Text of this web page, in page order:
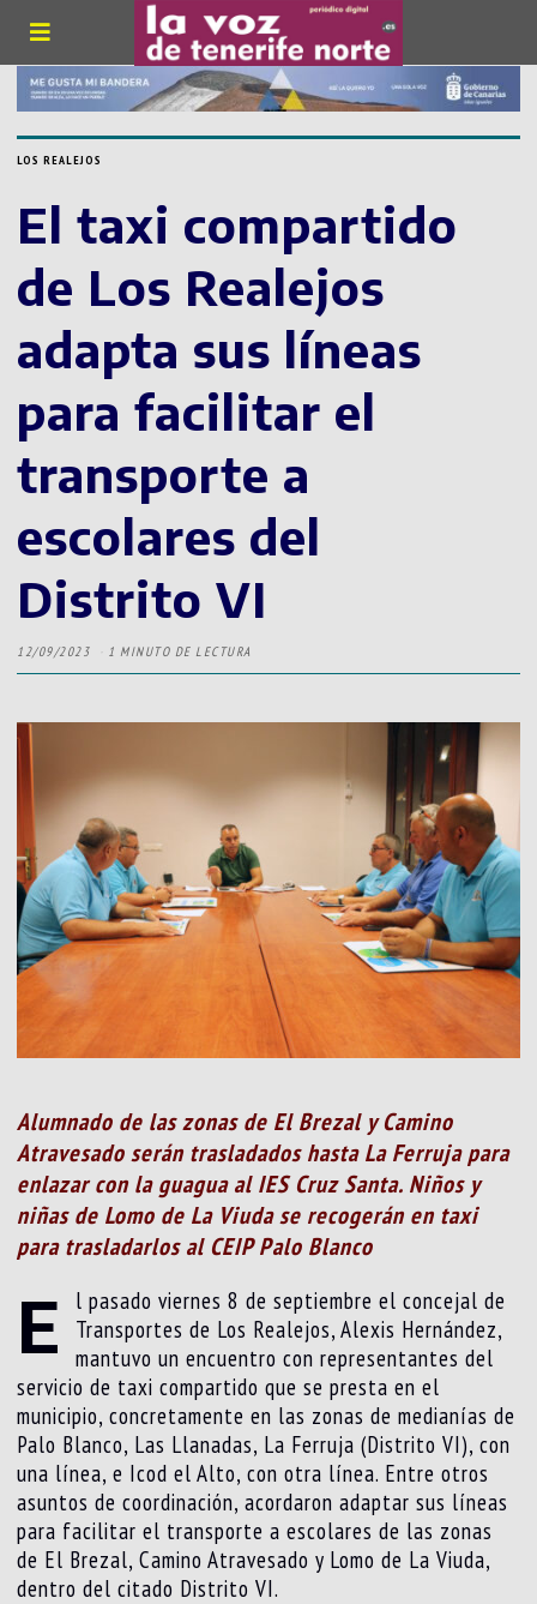
LOS REALEJOS
El taxi compartido
de Los Realejos
adapta sus líneas
para facilitar el
transporte a
escolares del
Distrito VI
12/09/2023 1 MINUTO DE LECTURA
Alumnado de las zonas de El Brezal y Camino
Atravesado serán trasladados hasta La Ferruja para
enlazar con la guagua al IES Cruz Santa. Niños y
niñas de Lomo de La Viuda se recogerán en taxi
para trasladarlos al CEIP Palo Blanco
E
l pasado viernes 8 de septiembre el concejal de
Transportes de Los Realejos, Alexis Hernández,
mantuvo un encuentro con representantes del
servicio de taxi compartido que se presta en el
municipio, concretamente en las zonas de medianías de
Palo Blanco, Las Llanadas, La Ferruja (Distrito VI), con
una línea, e Icod el Alto, con otra línea. Entre otros
asuntos de coordinación, acordaron adaptar sus líneas
para facilitar el transporte a escolares de las zonas
de El Brezal, Camino Atravesado y Lomo de La Viuda,
dentro del citado Distrito VI.